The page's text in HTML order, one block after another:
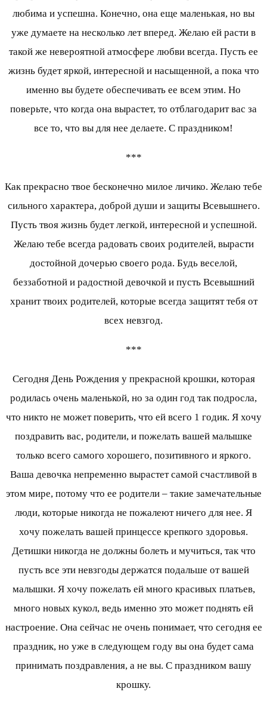
любима и успешна. Конечно, она еще маленькая, но вы
уже думаете на несколько лет вперед. Желаю ей расти в
такой же невероятной атмосфере любви всегда. Пусть ее
жизнь будет яркой, интересной и насыщенной, а пока что
именно вы будете обеспечивать ее всем этим. Но
поверьте, что когда она вырастет, то отблагодарит вас за
все то, что вы для нее делаете. С праздником!
***
Как прекрасно твое бесконечно милое личико. Желаю тебе
сильного характера, доброй души и защиты Всевышнего.
Пусть твоя жизнь будет легкой, интересной и успешной.
Желаю тебе всегда радовать своих родителей, вырасти
достойной дочерью своего рода. Будь веселой,
беззаботной и радостной девочкой и пусть Всевышний
хранит твоих родителей, которые всегда защитят тебя от
всех невзгод.
***
Сегодня День Рождения у прекрасной крошки, которая
родилась очень маленькой, но за один год так подросла,
что никто не может поверить, что ей всего 1 годик. Я хочу
поздравить вас, родители, и пожелать вашей малышке
только всего самого хорошего, позитивного и яркого.
Ваша девочка непременно вырастет самой счастливой в
этом мире, потому что ее родители – такие замечательные
люди, которые никогда не пожалеют ничего для нее. Я
хочу пожелать вашей принцессе крепкого здоровья.
Детишки никогда не должны болеть и мучиться, так что
пусть все эти невзгоды держатся подальше от вашей
малышки. Я хочу пожелать ей много красивых платьев,
много новых кукол, ведь именно это может поднять ей
настроение. Она сейчас не очень понимает, что сегодня ее
праздник, но уже в следующем году вы она будет сама
принимать поздравления, а не вы. С праздником вашу
крошку.